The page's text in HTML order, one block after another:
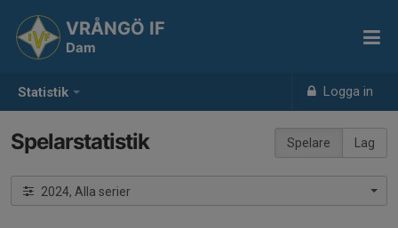
Statistik Logga in
VRÅNGÖ IF
Dam
Spelare Lag
Spelarstatistik
2024, Alla serier